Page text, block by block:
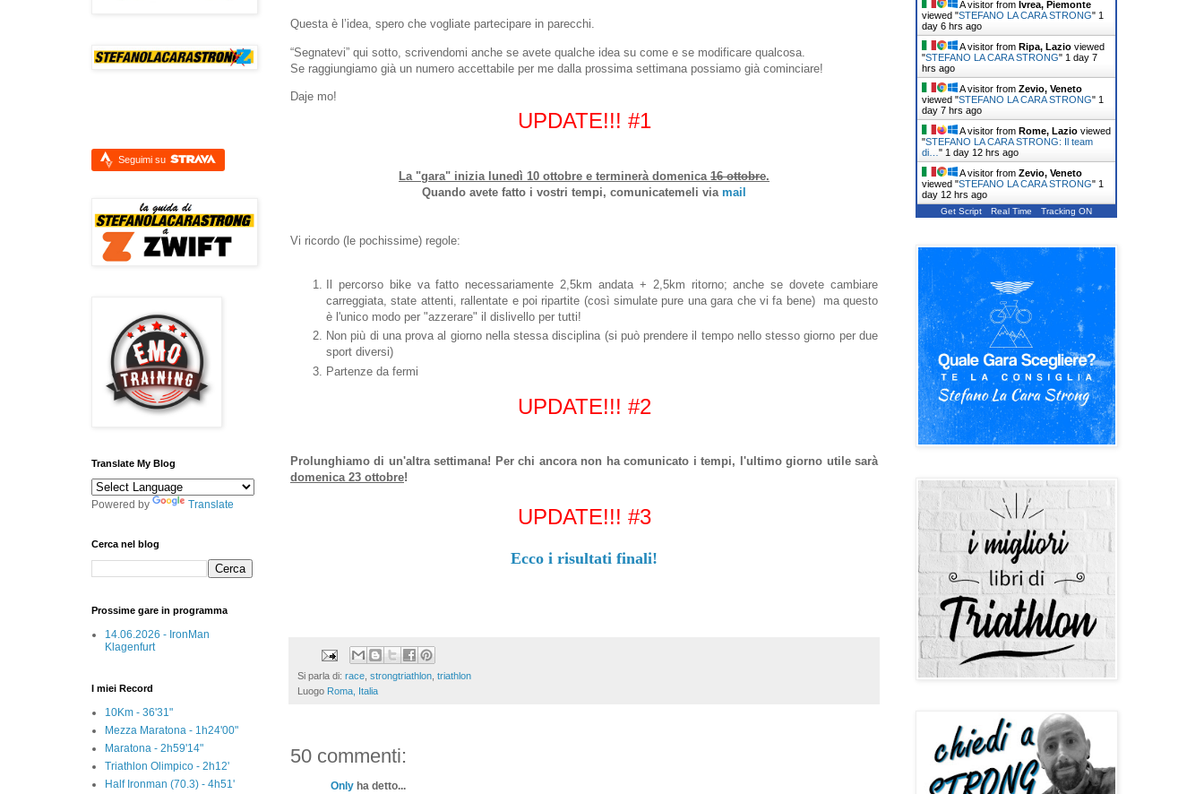
Questa è l’idea, spero che vogliate partecipare in parecchi.
“Segnatevi” qui sotto, scrivendomi anche se avete qualche idea su come e se modificare qualcosa.
Se raggiungiamo già un numero accettabile per me dalla prossima settimana possiamo già cominciare!
Daje mo!
UPDATE!!! #1
La "gara" inizia lunedì 10 ottobre e terminerà domenica 16 ottobre.
Quando avete fatto i vostri tempi, comunicatemeli via mail
Vi ricordo (le pochissime) regole:
Il percorso bike va fatto necessariamente 2,5km andata + 2,5km ritorno; anche se dovete cambiare
carreggiata, state attenti, rallentate e poi ripartite (così simulate pure una gara che vi fa bene) ma questo
è l'unico modo per "azzerare" il dislivello per tutti!
Non più di una prova al giorno nella stessa disciplina (si può prendere il tempo nello stesso giorno per due
sport diversi)
Partenze da fermi
UPDATE!!! #2
Prolunghiamo di un'altra settimana! Per chi ancora non ha comunicato i tempi, l'ultimo giorno utile sarà
domenica 23 ottobre!
UPDATE!!! #3
Ecco i risultati finali!
Si parla di: race strongtriathlon triathlon
Luogo Roma, Italia
50 commenti:
Only ha detto...
Seguimi su
Translate My Blog
Powered by Translate
Cerca nel blog
Prossime gare in programma
14.06.2026 - IronMan
Klagenfurt
I miei Record
10Km - 36'31"
Mezza Maratona - 1h24'00"
Maratona - 2h59'14"
Triathlon Olimpico - 2h12'
Half Ironman (70.3) - 4h51'
A visitor from Ivrea, Piemonte
viewed "STEFANO LA CARA STRONG" 1
day 6 hrs ago
A visitor from Ripa, Lazio viewed
"STEFANO LA CARA STRONG" 1 day 7
hrs ago
A visitor from Zevio, Veneto
viewed "STEFANO LA CARA STRONG" 1
day 7 hrs ago
A visitor from Rome, Lazio viewed
"STEFANO LA CARA STRONG: Il team
di… " 1 day 12 hrs ago
A visitor from Zevio, Veneto
viewed "STEFANO LA CARA STRONG" 1
day 12 hrs ago
Get Script Real Time Tracking ON